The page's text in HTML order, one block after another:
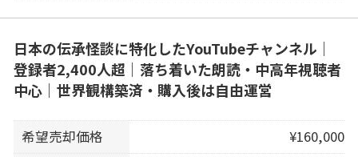
日本の伝承怪談に特化したYouTubeチャンネル｜
登録者2,400人超｜落ち着いた朗読・中高年視聴者
中心｜世界観構築済・購入後は自由運営
希望売却価格
¥160,000